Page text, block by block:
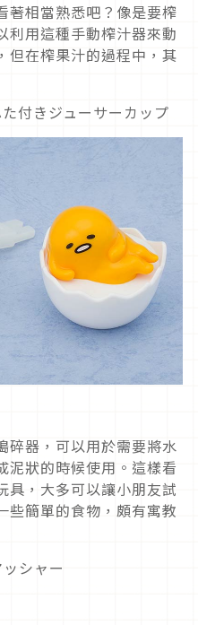
著相當熟悉吧？像是要榨
利用這種手動榨汁器來動
但在榨果汁的過程中，其
付きジューサーカップ
碎器，可以用於需要將水
泥狀的時候使用。這樣看
具，大多可以讓小朋友試
些簡單的食物，頗有寓教
シャー